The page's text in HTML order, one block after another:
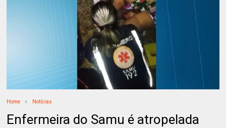
Home Notícias
Enfermeira do Samu é atropelada